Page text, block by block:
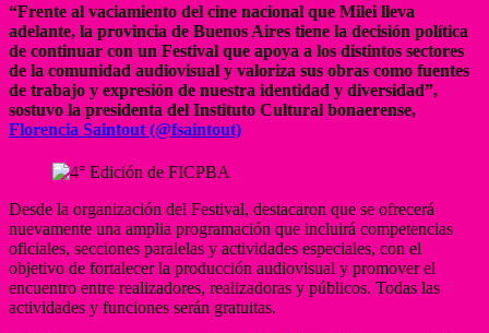
“Frente al vaciamiento del cine nacional que Milei lleva
adelante, la provincia de Buenos Aires tiene la decisión política
de continuar con un Festival que apoya a los distintos sectores
de la comunidad audiovisual y valoriza sus obras como fuentes
de trabajo y expresión de nuestra identidad y diversidad”,
sostuvo la presidenta del Instituto Cultural bonaerense,
Florencia Saintout (@fsaintout)
Desde la organización del Festival, destacaron que se ofrecerá
nuevamente una amplia programación que incluirá competencias
oficiales, secciones paralelas y actividades especiales, con el
objetivo de fortalecer la producción audiovisual y promover el
encuentro entre realizadores, realizadoras y públicos. Todas las
actividades y funciones serán gratuitas.